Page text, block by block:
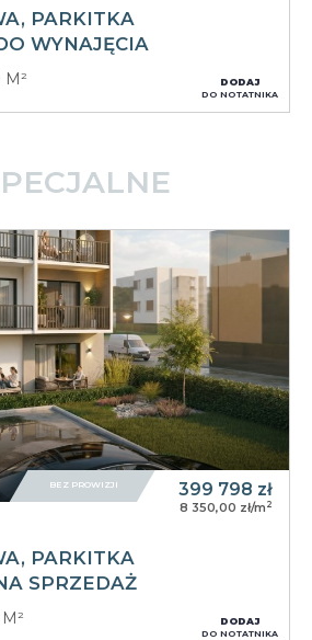
PARKITKA
WYNAJĘCIA
DODAJ
DO NOTATNIKA
PARKITKA
SPRZEDAŻ
399 798 zł
8 350,00 zł/m 2
BEZ PROWIZJI
DODAJ
DO NOTATNIKA